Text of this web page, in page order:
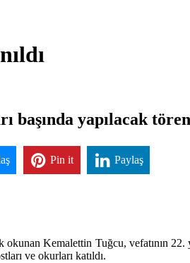
başında yapılacak
Pin it Paylaş
Kemalettin Tuğcu, vefatının
ve okurları katıldı.